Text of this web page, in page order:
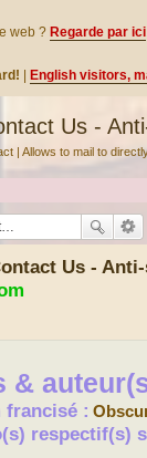
web ? Regarde par ici
English visitors,
Us -
| Allows to mail to
Us -
&
francisé :
respectif(s)